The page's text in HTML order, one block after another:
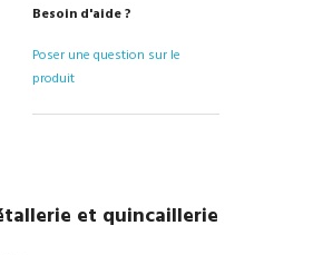
Besoin d'aide ?
Poser une question sur le
produit
et quincaillerie